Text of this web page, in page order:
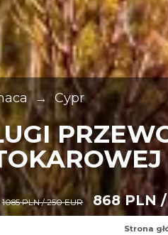
→ Cypr
1085 PLN / 250 EUR 868 PLN
Strona